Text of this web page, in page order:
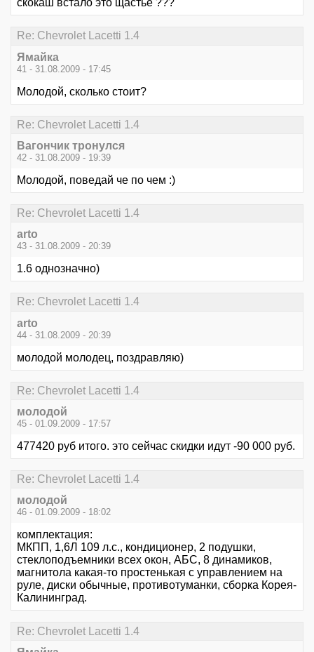
скокаш встало это щастье ???
Re: Chevrolet Lacetti 1.4
Ямайка
41 - 31.08.2009 - 17:45
Молодой, сколько стоит?
Re: Chevrolet Lacetti 1.4
Вагончик тронулся
42 - 31.08.2009 - 19:39
Молодой, поведай че по чем :)
Re: Chevrolet Lacetti 1.4
arto
43 - 31.08.2009 - 20:39
1.6 однозначно)
Re: Chevrolet Lacetti 1.4
arto
44 - 31.08.2009 - 20:39
молодой молодец, поздравляю)
Re: Chevrolet Lacetti 1.4
молодой
45 - 01.09.2009 - 17:57
477420 руб итого. это сейчас скидки идут -90 000 руб.
Re: Chevrolet Lacetti 1.4
молодой
46 - 01.09.2009 - 18:02
комплектация:
МКПП, 1,6Л 109 л.с., кондиционер, 2 подушки,
стеклоподъемники всех окон, АБС, 8 динамиков,
магнитола какая-то простенькая с управлением на
руле, диски обычные, противотуманки, сборка Корея-
Калининград.
Re: Chevrolet Lacetti 1.4